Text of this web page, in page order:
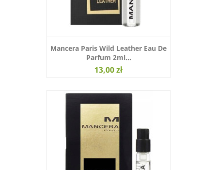
Mancera Paris Wild Leather Eau De
Parfum 2ml...
13,00 zł